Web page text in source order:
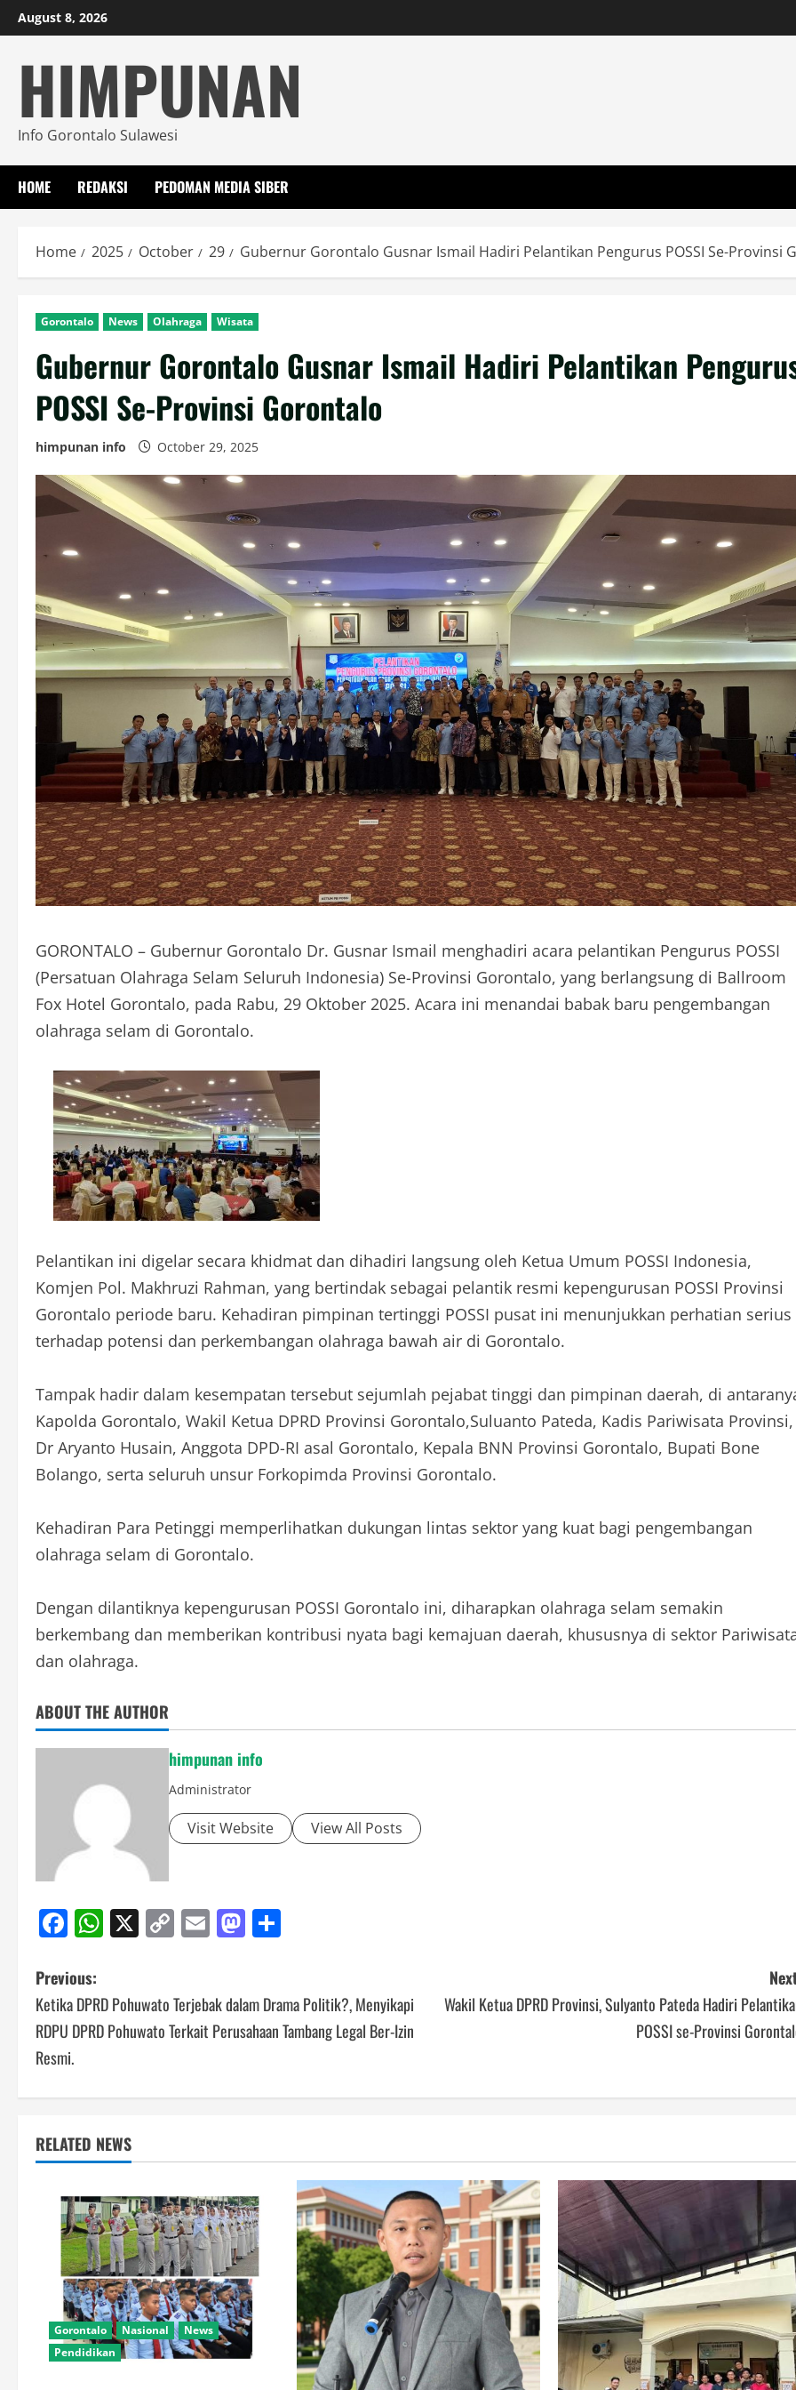
Skip
to
August 8, 2026
HIMPUNAN
Info Gorontalo Sulawesi
HOME REDAKSI PEDOMAN MEDIA SIBER
Home 2025 October 29 Gubernur Gorontalo Gusnar Ismail Hadiri Pelantikan Pengurus POSSI Se-Provinsi
Gorontalo News Olahraga Wisata
Gubernur Gorontalo Gusnar Ismail Hadiri Pelantikan
POSSI Se-Provinsi Gorontalo
himpunan info October 29, 2025
GORONTALO – Gubernur Gorontalo Dr. Gusnar Ismail menghadiri acara pelantikan Pengurus POSSI
(Persatuan Olahraga Selam Seluruh Indonesia) Se-Provinsi Gorontalo, yang berlangsung di Ballroom
Fox Hotel Gorontalo, pada Rabu, 29 Oktober 2025. Acara ini menandai babak baru pengembangan
olahraga selam di Gorontalo.
Pelantikan ini digelar secara khidmat dan dihadiri langsung oleh Ketua Umum POSSI Indonesia,
Komjen Pol. Makhruzi Rahman, yang bertindak sebagai pelantik resmi kepengurusan POSSI Provinsi
Gorontalo periode baru. Kehadiran pimpinan tertinggi POSSI pusat ini menunjukkan perhatian serius
terhadap potensi dan perkembangan olahraga bawah air di Gorontalo.
Tampak hadir dalam kesempatan tersebut sejumlah pejabat tinggi dan pimpinan daerah, di
Kapolda Gorontalo, Wakil Ketua DPRD Provinsi Gorontalo,Suluanto Pateda, Kadis Pariwisata Provinsi,
Dr Aryanto Husain, Anggota DPD-RI asal Gorontalo, Kepala BNN Provinsi Gorontalo, Bupati Bone
Bolango, serta seluruh unsur Forkopimda Provinsi Gorontalo.
Kehadiran Para Petinggi memperlihatkan dukungan lintas sektor yang kuat bagi pengembangan
olahraga selam di Gorontalo.
Dengan dilantiknya kepengurusan POSSI Gorontalo ini, diharapkan olahraga selam semakin
berkembang dan memberikan kontribusi nyata bagi kemajuan daerah, khususnya di sektor
dan olahraga.
ABOUT THE AUTHOR
himpunan info
Administrator
Visit Website View All Posts
Facebook
WhatsApp
X Copy
Link
EmailMastodon
Post
navigation
Previous:
Ketika DPRD Pohuwato Terjebak dalam Drama Politik?, Menyikapi
RDPU DPRD Pohuwato Terkait Perusahaan Tambang Legal Ber-Izin
Resmi.
Wakil Ketua DPRD Provinsi, Sulyanto Pateda Hadiri
POSSI se-Provinsi
RELATED NEWS
Gorontalo Nasional
News
Pendidikan